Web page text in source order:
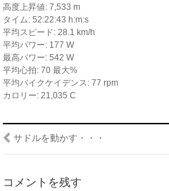
高度上昇値: 7,533 m
タイム: 52:22:43 h:m:s
平均スピード: 28.1 km/h
平均パワー: 177 W
最高パワー: 542 W
平均心拍: 70 最大%
平均バイクケイデンス: 77 rpm
カロリー: 21,035 C
サドルを動かす・・・
コメントを残す